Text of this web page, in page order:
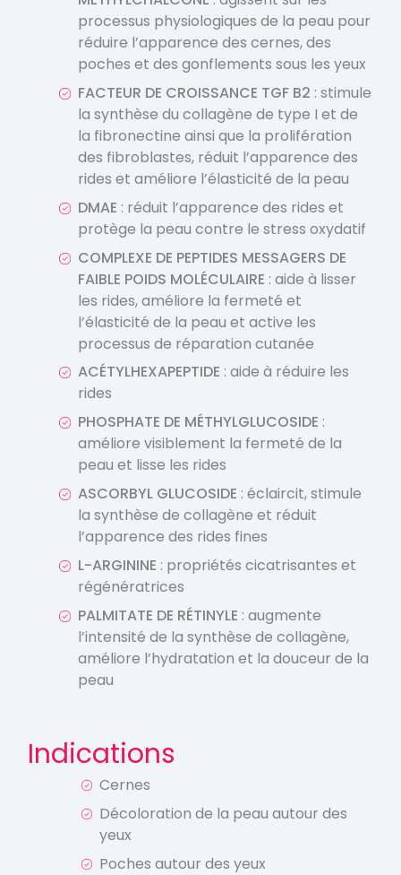
processus physiologiques de la peau pour
réduire l’apparence des cernes, des
poches et des gonflements sous les yeux
FACTEUR DE CROISSANCE TGF B2 : stimule
la synthèse du collagène de type I et de
la fibronectine ainsi que la prolifération
des fibroblastes, réduit l’apparence des
rides et améliore l’élasticité de la peau
DMAE : réduit l’apparence des rides et
protège la peau contre le stress oxydatif
COMPLEXE DE PEPTIDES MESSAGERS DE
FAIBLE POIDS MOLÉCULAIRE : aide à lisser
les rides, améliore la fermeté et
l’élasticité de la peau et active les
processus de réparation cutanée
ACÉTYLHEXAPEPTIDE : aide à réduire les
rides
PHOSPHATE DE MÉTHYLGLUCOSIDE :
améliore visiblement la fermeté de la
peau et lisse les rides
ASCORBYL GLUCOSIDE : éclaircit, stimule
la synthèse de collagène et réduit
l’apparence des rides fines
L-ARGININE : propriétés cicatrisantes et
régénératrices
PALMITATE DE RÉTINYLE : augmente
l’intensité de la synthèse de collagène,
améliore l’hydratation et la douceur de la
peau
Indications
Cernes
Décoloration de la peau autour des
yeux
Poches autour des yeux